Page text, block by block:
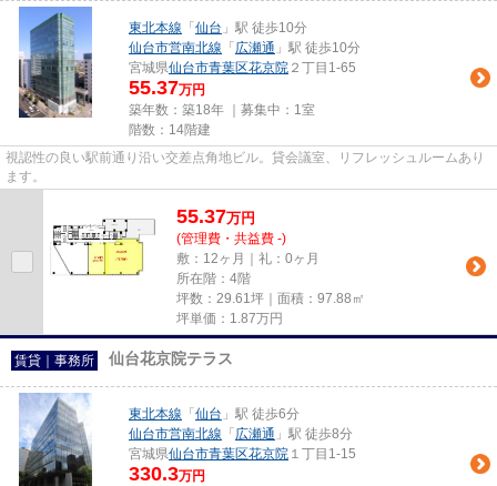
東北本線 「 仙台 」駅 徒歩10分
仙台市営南北線 「 広瀬通 」駅 徒歩10分
宮城県仙台市青葉区花京院 ２丁目1-65
55.37万円
築年数：築18年 ｜募集中： 1室
階数：14階建
視認性の良い駅前通り沿い交差点角地ビル。貸会議室、リフレッシュルームあり
ます。
55.37万円
(管理費・共益費 -)
敷：12ヶ月｜礼：0ヶ月
所在階：4階
坪数：29.61坪｜面積：97.88㎡
坪単価： 1.87万円
賃貸｜事務所 仙台花京院テラス
東北本線 「 仙台 」駅 徒歩6分
仙台市営南北線 「 広瀬通 」駅 徒歩8分
宮城県仙台市青葉区花京院 １丁目1-15
330.3万円